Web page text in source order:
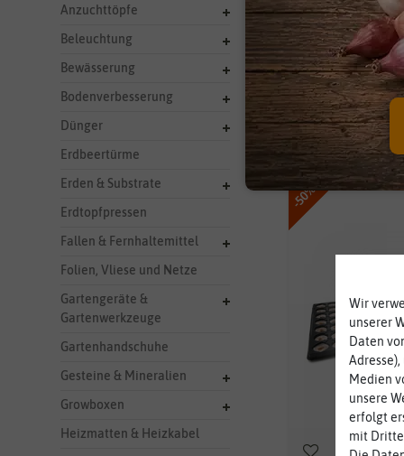
Anzuchttöpfe
Beleuchtung
Bewässerung
Bodenverbesserung
Dünger
Erdbeertürme
Erden & Substrate
Erdtopfpressen
Fallen & Fernhaltemittel
Folien, Vliese und Netze
Gartengeräte &
Gartenwerkzeuge
Gartenhandschuhe
Gesteine & Mineralien
Growboxen
Heizmatten & Heizkabel
Schmutz und
Hersteller
56 Ergebnisse
-50%
Wir
unserer
Daten
Medien
unsere
erfolgt
mit